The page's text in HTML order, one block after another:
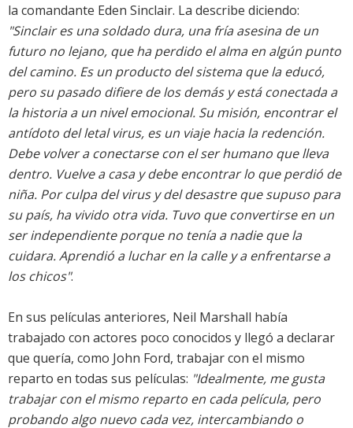
la comandante Eden Sinclair. La describe diciendo:
"Sinclair es una soldado dura, una fría asesina de un
futuro no lejano, que ha perdido el alma en algún punto
del camino. Es un producto del sistema que la educó,
pero su pasado difiere de los demás y está conectada a
la historia a un nivel emocional. Su misión, encontrar el
antídoto del letal virus, es un viaje hacia la redención.
Debe volver a conectarse con el ser humano que lleva
dentro. Vuelve a casa y debe encontrar lo que perdió de
niña. Por culpa del virus y del desastre que supuso para
su país, ha vivido otra vida. Tuvo que convertirse en un
ser independiente porque no tenía a nadie que la
cuidara. Aprendió a luchar en la calle y a enfrentarse a
los chicos".
En sus películas anteriores, Neil Marshall había
trabajado con actores poco conocidos y llegó a declarar
que quería, como John Ford, trabajar con el mismo
reparto en todas sus películas: "Idealmente, me gusta
trabajar con el mismo reparto en cada película, pero
probando algo nuevo cada vez, intercambiando o